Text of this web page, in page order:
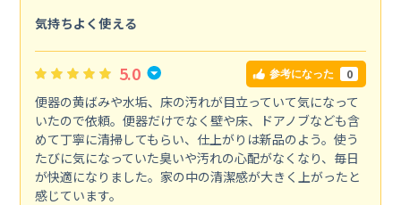
気持ちよく使える
5.0 参考になった 0
便器の黄ばみや水垢、床の汚れが目立っていて気になって
いたので依頼。便器だけでなく壁や床、ドアノブなども含
めて丁寧に清掃してもらい、仕上がりは新品のよう。使う
たびに気になっていた臭いや汚れの心配がなくなり、毎日
が快適になりました。家の中の清潔感が大きく上がったと
感じています。